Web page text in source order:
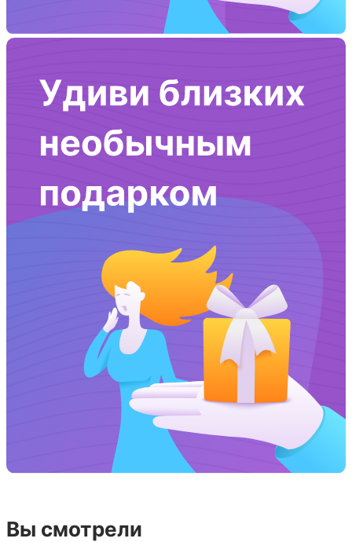
Вы смотрели